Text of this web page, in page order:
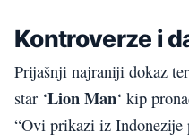
Kontroverze i
Prijašnji najraniji dokaz
star ‘Lion Man‘ kip
“Ovi prikazi iz Indonezije